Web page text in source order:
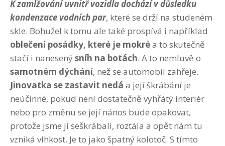
K zamlžování uvnitř vozidla dochází v důsledku
kondenzace vodních par, které se drží na studeném
skle. Bohužel k tomu ale také prospívá i například
oblečení posádky, které je mokréa to skutečně
stačí i nanesenýsníh na botách. A to nemluvě o
samotném dýchání, než se automobil zahřeje.
Jinovatka se zastavit nedá a její škrábání je
neúčinné, pokud není dostatečně vyhřátý interiér
nebo pro změnu se její nános bude opakovat,
protože jsme ji seškrábali, roztála a opět nám tu
vzniká vlhkost. Je to jako špatný kolotoč. S tímto